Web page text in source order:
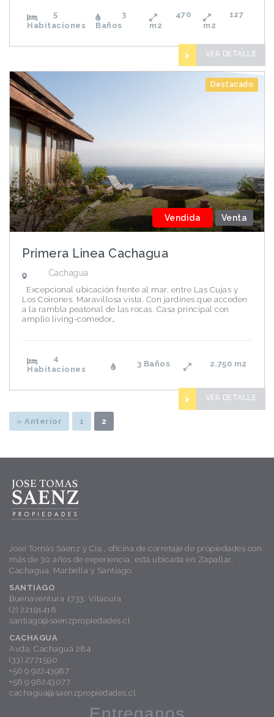
5
Habitaciones
3
Baños
470
m2
127
m2
> VER DETALLE
Vendida Venta
Destacado
Primera Linea Cachagua
Cachagua
Excepcional ubicación frente al mar, entre Las Cujas y
Los Coirones. Maravillosa vista. Con jardines que acceden
a la rambla peatonal de las rocas. Casa principal con
amplio living-comedor…
4
Habitaciones
3 Baños 2.750 m2
> VER DETALLE
» Anterior 1 2
José Tomás Sáenz y Cia., oficina de corretaje de propiedades con
más de 30 años de experiencia, está ubicada en Zapallar,
Cachagua, Marbella y Santiago.
SANTIAGO
Buenaventura 1733. Vitacura
(2) 22191418
santiago@saenzpropiedades.cl
CACHAGUA
Avda. Cachagua 284
(33) 2771590
+56 9 92243987
+56 9 98243077
cachagua@saenzpropiedades.cl